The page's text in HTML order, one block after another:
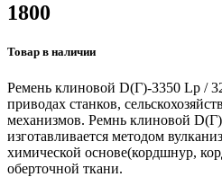
1800
Товар в наличии
Ремень клиновой D(Г)-3350 Lp /
приводах станков,
механизмов. Ремнь клиновой
изготавливается методом
химической основе(кордшнур,
оберточной ткани.